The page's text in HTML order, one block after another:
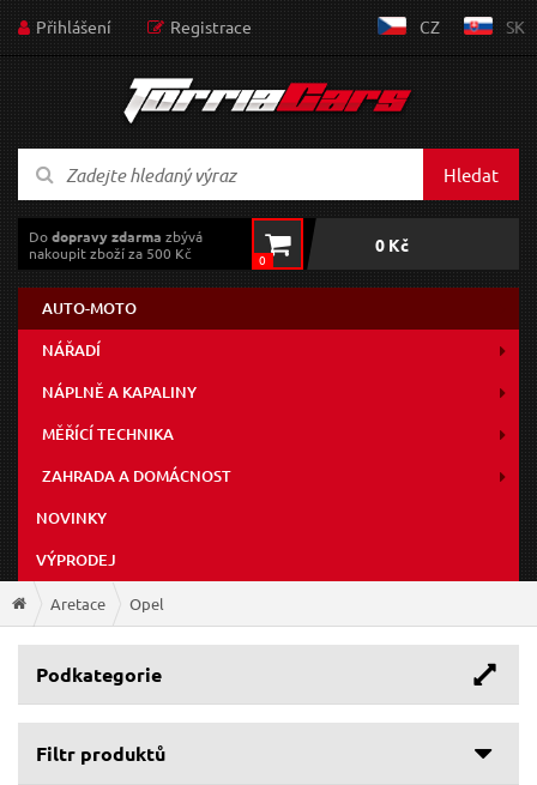
Přihlášení Registrace CZ SK
Hledat
Dodopravy zdarma zbývá
nakoupit zboží za 500 Kč
0
0 Kč
AUTO-MOTO
NÁŘADÍ
NÁPLNĚ A KAPALINY
MĚŘÍCÍ TECHNIKA
ZAHRADA A DOMÁCNOST
NOVINKY
VÝPRODEJ
Aretace Opel
Podkategorie
Filtr produktů